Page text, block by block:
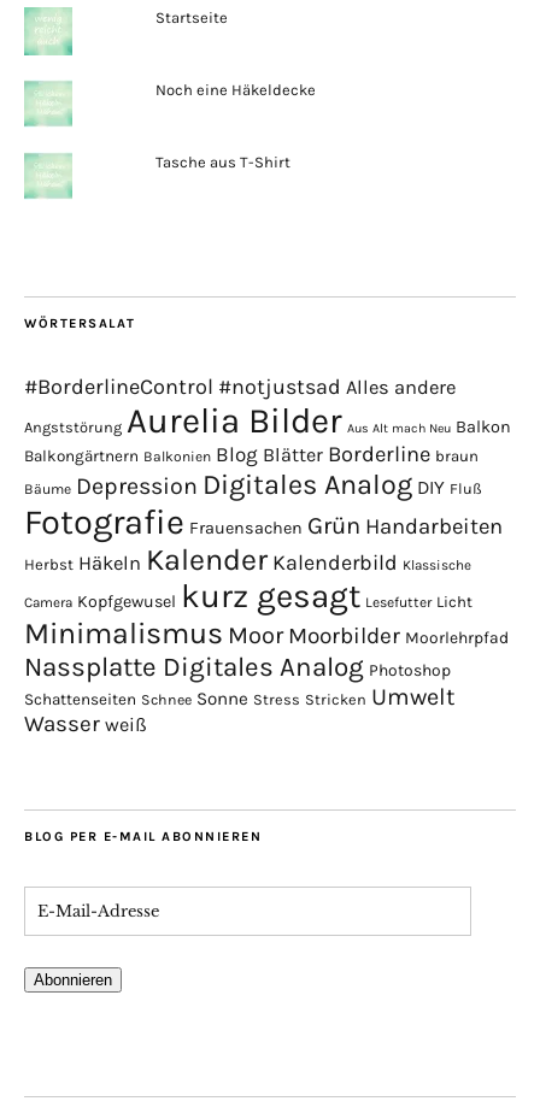
Startseite
Noch eine Häkeldecke
Tasche aus T-Shirt
WÖRTERSALAT
#BorderlineControl #notjustsad Alles andere
Angststörung Aurelia Bilder Aus Alt mach Neu Balkon
Balkongärtnern Balkonien Blog Blätter Borderline braun
Bäume Depression Digitales Analog DIY Fluß
Fotografie Frauensachen Grün Handarbeiten
Herbst Häkeln Kalender Kalenderbild Klassische
Camera Kopfgewusel kurz gesagt Lesefutter Licht
Minimalismus Moor Moorbilder Moorlehrpfad
Nassplatte Digitales Analog Photoshop
Schattenseiten Schnee Sonne Stress Stricken Umwelt
Wasser weiß
BLOG PER E-MAIL ABONNIEREN
Abonnieren